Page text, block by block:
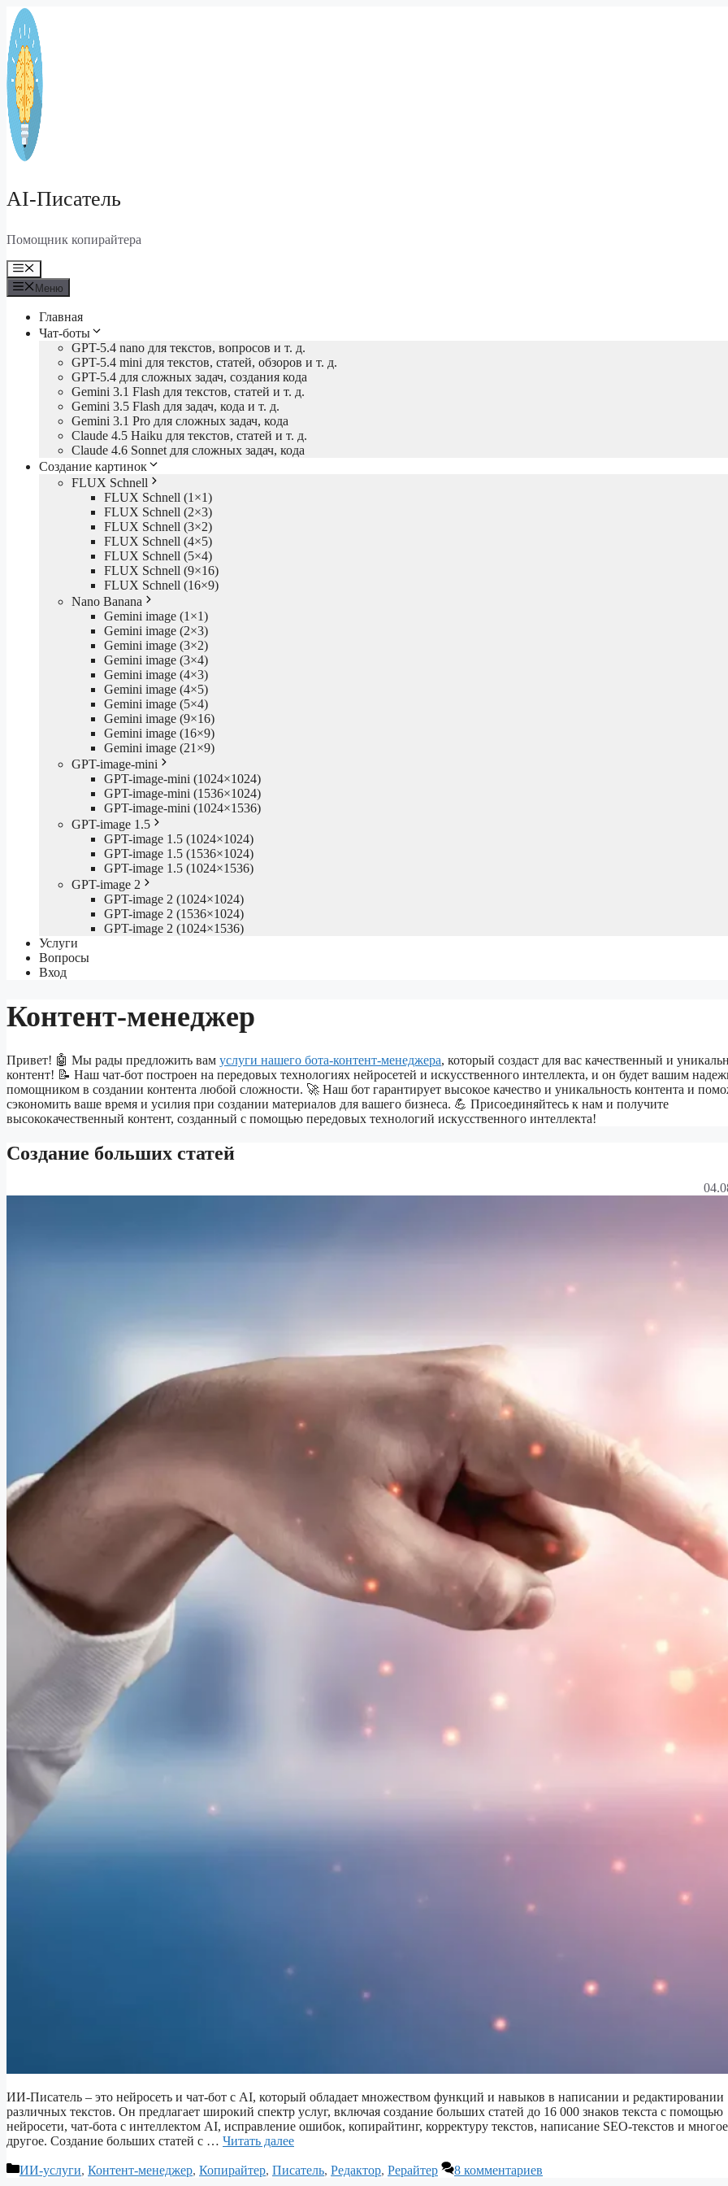
Перейти
содержимому
AI-Писатель
Помощник копирайтера
Меню
Меню
Главная
Чат-боты
GPT-5.4 nano для текстов, вопросов и т. д.
GPT-5.4 mini для текстов, статей, обзоров и т. д.
GPT-5.4 для сложных задач, создания кода
Gemini 3.1 Flash для текстов, статей и т. д.
Gemini 3.5 Flash для задач, кода и т. д.
Gemini 3.1 Pro для сложных задач, кода
Claude 4.5 Haiku для текстов, статей и т. д.
Claude 4.6 Sonnet для сложных задач, кода
Создание картинок
FLUX Schnell
FLUX Schnell (1×1)
FLUX Schnell (2×3)
FLUX Schnell (3×2)
FLUX Schnell (4×5)
FLUX Schnell (5×4)
FLUX Schnell (9×16)
FLUX Schnell (16×9)
Nano Banana
Gemini image (1×1)
Gemini image (2×3)
Gemini image (3×2)
Gemini image (3×4)
Gemini image (4×3)
Gemini image (4×5)
Gemini image (5×4)
Gemini image (9×16)
Gemini image (16×9)
Gemini image (21×9)
GPT-image-mini
GPT-image-mini (1024×1024)
GPT-image-mini (1536×1024)
GPT-image-mini (1024×1536)
GPT-image 1.5
GPT-image 1.5 (1024×1024)
GPT-image 1.5 (1536×1024)
GPT-image 1.5 (1024×1536)
GPT-image 2
GPT-image 2 (1024×1024)
GPT-image 2 (1536×1024)
GPT-image 2 (1024×1536)
Услуги
Вопросы
Вход
Контент-менеджер
Привет! 🤖 Мы рады предложить вам услуги нашего бота-контент-менеджера, который создаст для вас качественный и
контент! 📝 Наш чат-бот построен на передовых технологиях нейросетей и искусственного интеллекта, и он будет вашим
помощником в создании контента любой сложности. 🚀 Наш бот гарантирует высокое качество и уникальность контента и
сэкономить ваше время и усилия при создании материалов для вашего бизнеса. 💪 Присоединяйтесь к нам и получите
высококачественный контент, созданный с помощью передовых технологий искусственного интеллекта!
Создание больших статей
ИИ-Писатель – это нейросеть и чат-бот с AI, который обладает множеством функций и навыков в написании и редактировании
различных текстов. Он предлагает широкий спектр услуг, включая создание больших статей до 16 000 знаков текста с помощью
нейросети, чат-бота с интеллектом AI, исправление ошибок, копирайтинг, корректуру текстов, написание SEO-текстов и многое
другое. Создание больших статей с … Читать далее
Рубрики
ИИ-услуги, Контент-менеджер, Копирайтер, Писатель, Редактор, Рерайтер 8 комментариев